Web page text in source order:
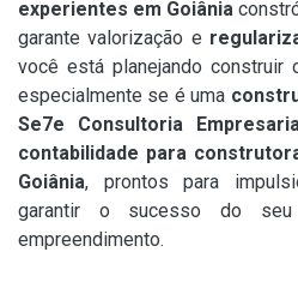
experientes em Goiânia
garante valorização e
você está planejando construir
especialmente se é uma
Se7e Consultoria
contabilidade para
Goiânia, prontos para
garantir o sucesso do seu
empreendimento.